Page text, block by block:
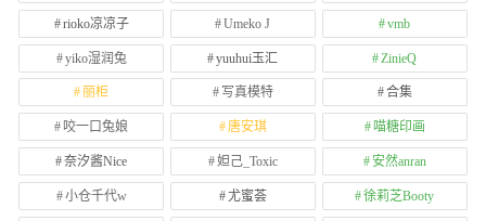
rioko凉凉子 Umeko J vmb
yiko湿润兔 yuuhui玉汇 ZinieQ
丽柜 写真模特 合集
咬一口兔娘 唐安琪 喵糖印画
奈汐酱Nice 妲己_Toxic 安然anran
小仓千代w 尤蜜荟 徐莉芝Booty